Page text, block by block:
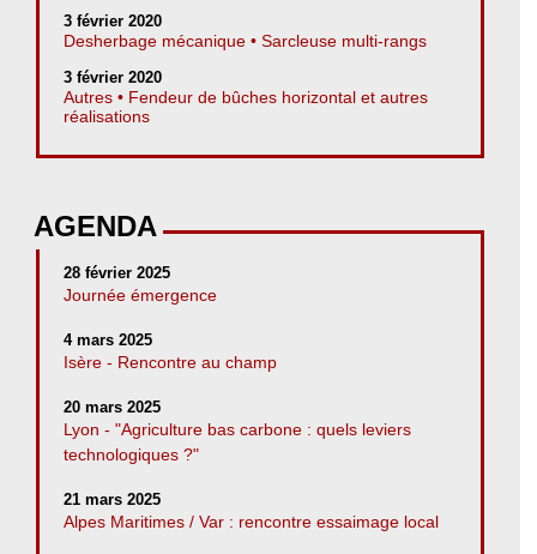
3 février 2020
Desherbage mécanique • Sarcleuse multi-rangs
3 février 2020
Autres • Fendeur de bûches horizontal et autres
réalisations
AGENDA
28 février 2025
Journée émergence
4 mars 2025
Isère - Rencontre au champ
20 mars 2025
Lyon - "Agriculture bas carbone : quels leviers
technologiques ?"
21 mars 2025
Alpes Maritimes / Var : rencontre essaimage local